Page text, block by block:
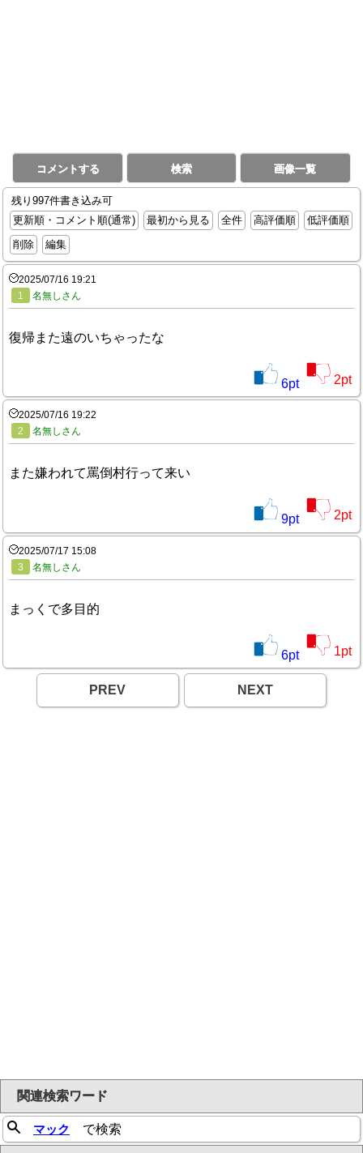
コメントする 検索 画像一覧
残り997件書き込み可
更新順・コメント順(通常)
最初から見る 全件 高評価順
低評価順
削除
編集
2025/07/16 19:21
1
名無しさん
復帰また遠のいちゃったな
6pt 2pt
2025/07/16 19:22
2
名無しさん
また嫌われて罵倒村行って来い
9pt 2pt
2025/07/17 15:08
3
名無しさん
まっくで多目的
6pt 1pt
PREV NEXT
関連検索ワード
マック で検索